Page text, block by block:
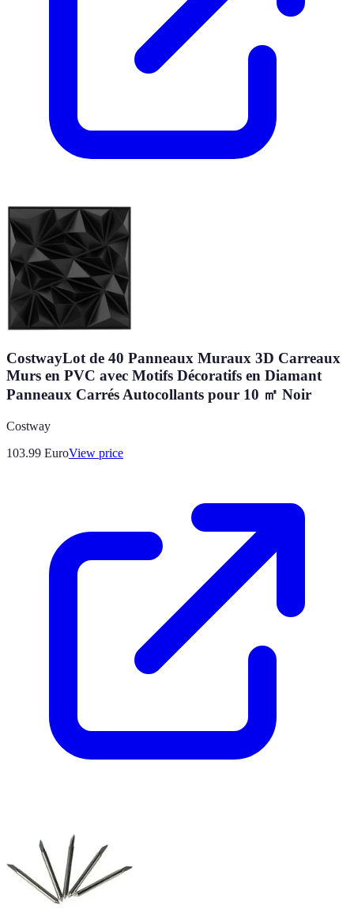
CostwayLot de 40 Panneaux Muraux 3D Carreaux
Murs en PVC avec Motifs Décoratifs en Diamant
Panneaux Carrés Autocollants pour 10 ㎡ Noir
Costway
103.99 EuroView price